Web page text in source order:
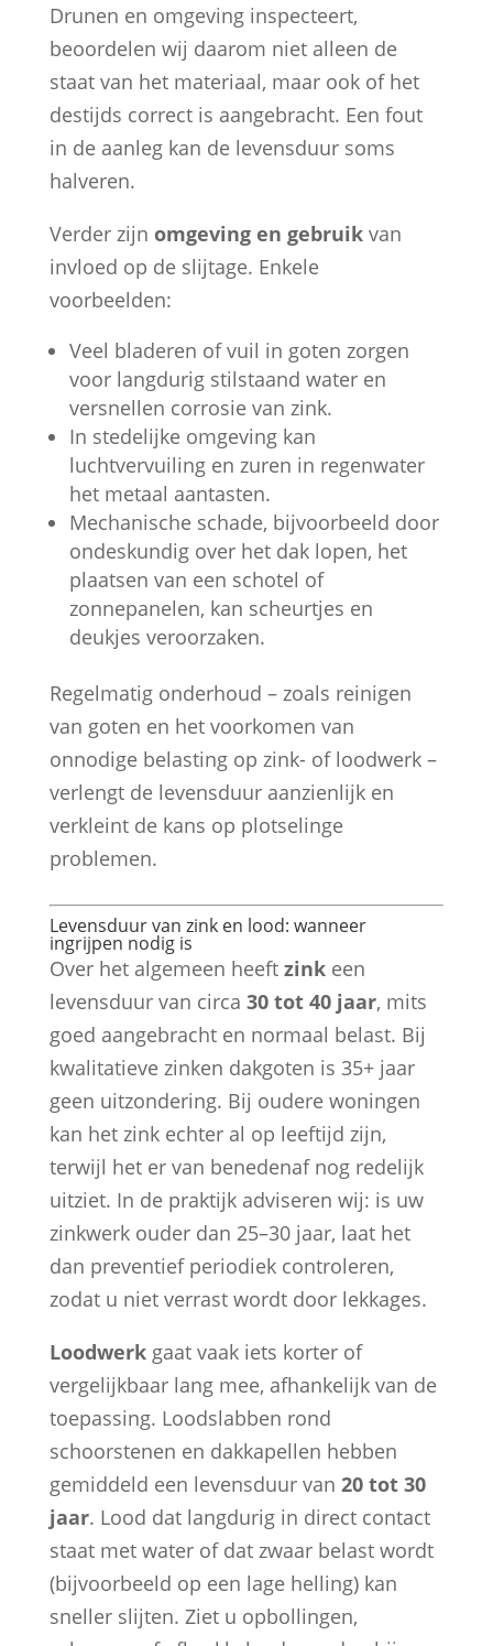
Drunen en omgeving inspecteert,
beoordelen wij daarom niet alleen de
staat van het materiaal, maar ook of het
destijds correct is aangebracht. Een fout
in de aanleg kan de levensduur soms
halveren.
Verder zijn omgeving en gebruikvan
invloed op de slijtage. Enkele
voorbeelden:
Veel bladeren of vuil in goten zorgen
voor langdurig stilstaand water en
versnellen corrosie van zink.
In stedelijke omgeving kan
luchtvervuiling en zuren in regenwater
het metaal aantasten.
Mechanische schade, bijvoorbeeld door
ondeskundig over het dak lopen, het
plaatsen van een schotel of
zonnepanelen, kan scheurtjes en
deukjes veroorzaken.
Regelmatig onderhoud – zoals reinigen
van goten en het voorkomen van
onnodige belasting op zink- of loodwerk –
verlengt de levensduur aanzienlijk en
verkleint de kans op plotselinge
problemen.
Levensduur van zink en lood: wanneer
ingrijpen nodig is
Over het algemeen heeft zinkeen
levensduur van circa 30 tot 40 jaar, mits
goed aangebracht en normaal belast. Bij
kwalitatieve zinken dakgoten is 35+ jaar
geen uitzondering. Bij oudere woningen
kan het zink echter al op leeftijd zijn,
terwijl het er van benedenaf nog redelijk
uitziet. In de praktijk adviseren wij: is uw
zinkwerk ouder dan 25–30 jaar, laat het
dan preventief periodiek controleren,
zodat u niet verrast wordt door lekkages.
Loodwerkgaat vaak iets korter of
vergelijkbaar lang mee, afhankelijk van de
toepassing. Loodslabben rond
schoorstenen en dakkapellen hebben
gemiddeld een levensduur van 20 tot 30
jaar. Lood dat langdurig in direct contact
staat met water of dat zwaar belast wordt
(bijvoorbeeld op een lage helling) kan
sneller slijten. Ziet u opbollingen,